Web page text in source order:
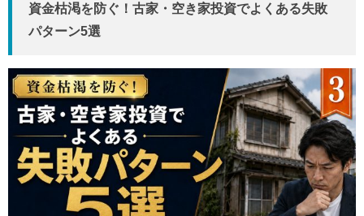
資金枯渇を防ぐ！古家・空き家投資でよくある失敗
パターン5選